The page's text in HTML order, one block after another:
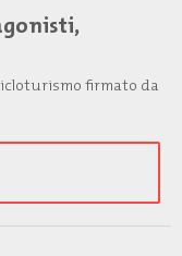
firmato da